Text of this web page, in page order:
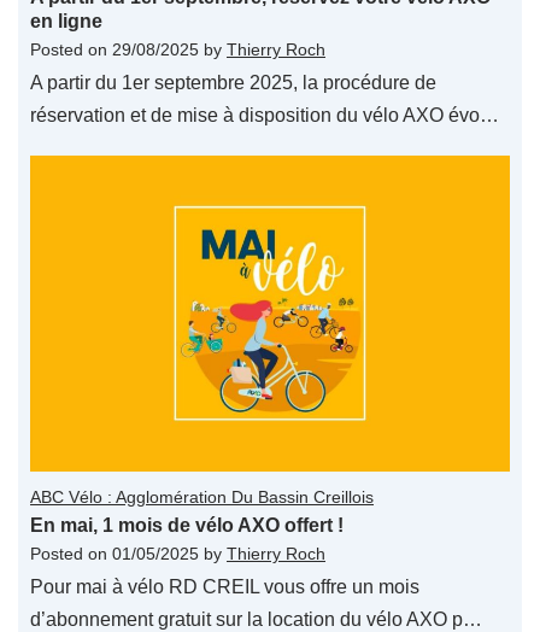
en ligne
Posted on 29/08/2025 by Thierry Roch
A partir du 1er septembre 2025, la procédure de
réservation et de mise à disposition du vélo AXO évo…
ABC Vélo : Agglomération Du Bassin Creillois
En mai, 1 mois de vélo AXO offert !
Posted on 01/05/2025 by Thierry Roch
Pour mai à vélo RD CREIL vous offre un mois
d’abonnement gratuit sur la location du vélo AXO p…